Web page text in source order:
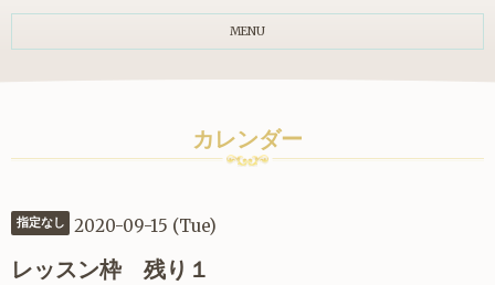
MENU
カレンダー
指定なし 2020-09-15 (Tue)
レッスン枠 残り１